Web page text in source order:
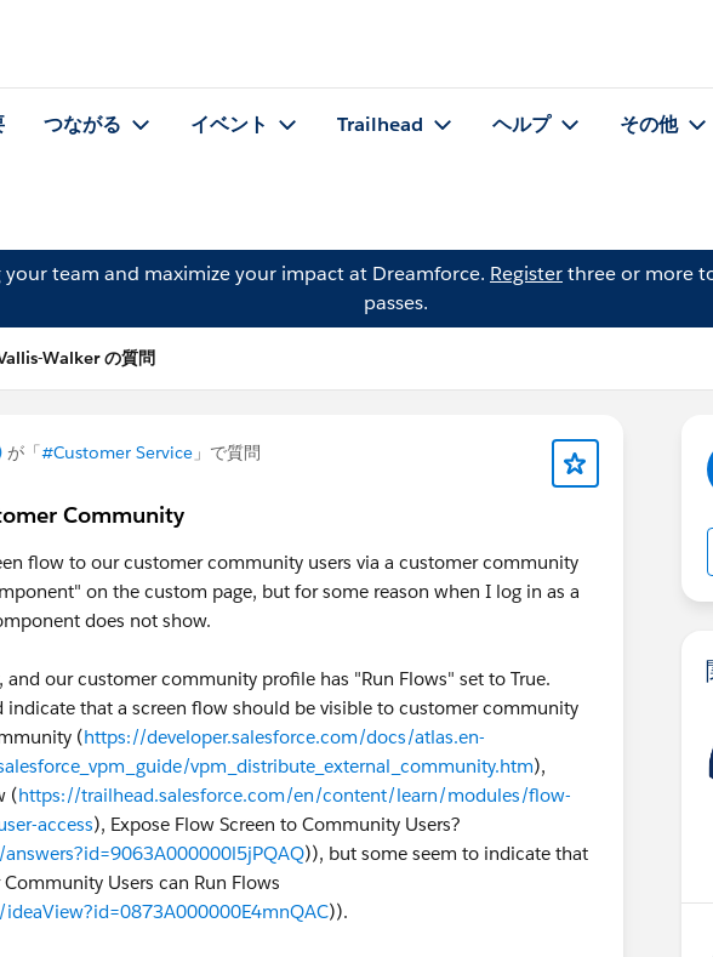
つながる イベント Trailhead ヘルプ その他
your team and maximize your impact at Dreamforce. Registerthree or more
passes.
Walker の質問
が「#Customer Service 」で質問
Community
flow to our customer community users via a customer community
on the custom page, but for some reason when I log in as a
does not show.
our customer community profile has "Run Flows" set to True.
indicate that a screen flow should be visible to customer community
(https://developer.salesforce.com/docs/atlas.en-
vpm_distribute_external_community.htm),
(https://trailhead.salesforce.com/en/content/learn/modules/flow-
access), Expose Flow Screen to Community Users?
)), but some seem to indicate that
Users can Run Flows
)).